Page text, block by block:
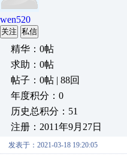
wen520
关注 私信
精华：0帖
求助：0帖
帖子：0帖 | 88回
年度积分：0
历史总积分：51
注册：2011年9月27日
发表于：2021-03-18 19:20:05